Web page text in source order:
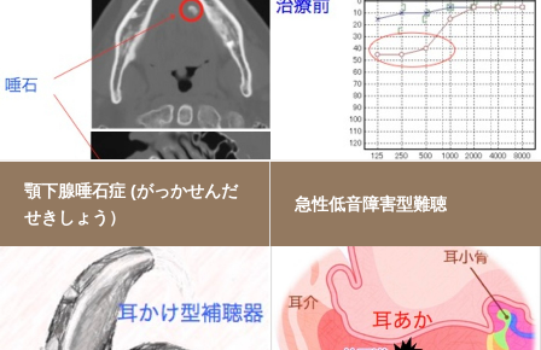
顎下腺唾石症 (がっかせんだ
せきしょう）
急性低音障害型難聴